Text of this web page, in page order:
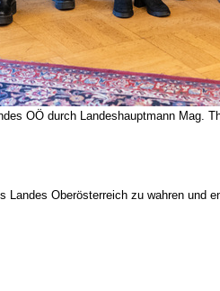
OÖ durch Landeshauptmann Mag.
Landes Oberösterreich zu wahren und